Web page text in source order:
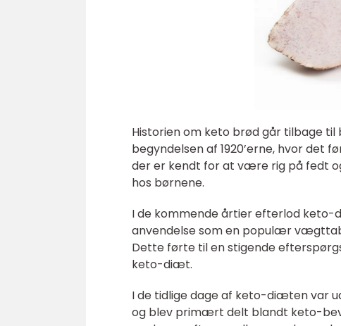
Historien om keto brød går tilbage
begyndelsen af 1920’erne, hvor det
der er kendt for at være rig på fedt
hos børnene.
I de kommende årtier efterlod
anvendelse som en populær
Dette førte til en stigende
keto-diæt.
I de tidlige dage af keto-diæten var
og blev primært delt blandt keto-